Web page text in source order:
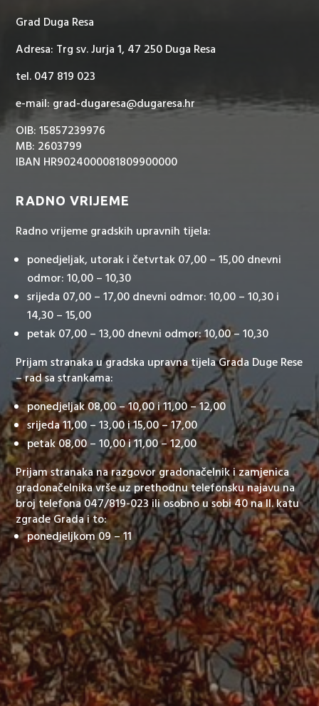
Grad Duga Resa
Adresa: Trg sv. Jurja 1, 47 250 Duga Resa
tel. 047 819 023
e-mail: grad-dugaresa@dugaresa.hr
OIB: 15857239976
MB: 2603799
IBAN HR9024000081809900000
RADNO VRIJEME
Radno vrijeme gradskih upravnih tijela:
ponedjeljak, utorak i četvrtak 07,00 – 15,00 dnevni
odmor: 10,00 – 10,30
srijeda 07,00 – 17,00 dnevni odmor: 10,00 – 10,30 i
14,30 – 15,00
petak 07,00 – 13,00 dnevni odmor: 10,00 – 10,30
Prijam stranaka u gradska upravna tijela Grada Duge Rese
– rad sa strankama:
ponedjeljak 08,00 – 10,00 i 11,00 – 12,00
srijeda 11,00 – 13,00 i 15,00 – 17,00
petak 08,00 – 10,00 i 11,00 – 12,00
Prijam stranaka na razgovor gradonačelnik i zamjenica
gradonačelnika vrše uz prethodnu telefonsku najavu na
broj telefona 047/819-023 ili osobno u sobi 40 na II. katu
zgrade Grada i to:
ponedjeljkom 09 – 11